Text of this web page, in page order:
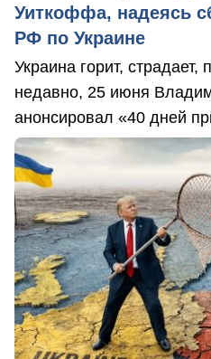
Уиткоффа, надеясь
РФ по Украине
Украина горит, страдает,
недавно, 25 июня
анонсировал «40 дней